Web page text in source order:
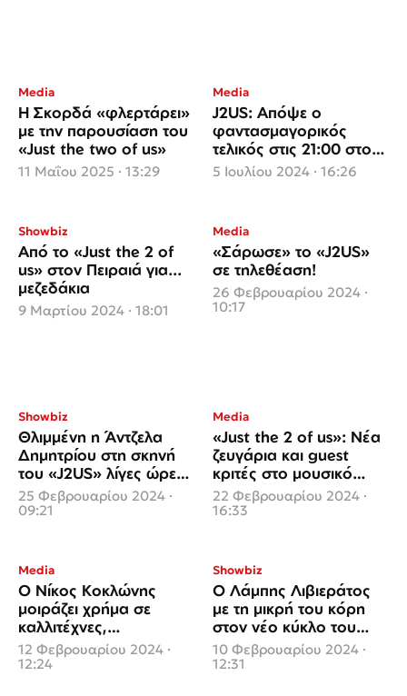
Media
H Σκορδά «φλερτάρει»
με την παρουσίαση του
«Just the two of us»
11 Μαΐου 2025 · 13:29
Media
J2US: Απόψε ο
φαντασμαγορικός
τελικός στις 21:00 στον
Alpha!
5 Ιουλίου 2024 · 16:26
Showbiz
Από το «Just the 2 οf
us» στον Πειραιά για...
μεζεδάκια
9 Μαρτίου 2024 · 18:01
Media
«Σάρωσε» το «J2US»
σε τηλεθέαση!
26 Φεβρουαρίου 2024 ·
10:17
Showbiz
Θλιμμένη η Άντζελα
Δημητρίου στη σκηνή
του «J2US» λίγες ώρες
μετά την κηδεία της
μητέρας της
25 Φεβρουαρίου 2024 ·
09:21
Media
«Just the 2 of us»: Νέα
ζευγάρια και guest
κριτές στο μουσικό
σόου
22 Φεβρουαρίου 2024 ·
16:33
Media
Ο Νίκος Κοκλώνης
μοιράζει χρήμα σε
καλλιτέχνες,
παρουσιαστές και
παίκτες reality για το
12 Φεβρουαρίου 2024 ·
12:24
Showbiz
Ο Λάμπης Λιβιεράτος
με τη μικρή του κόρη
στον νέο κύκλο του
σόου «Just the 2 of us»
10 Φεβρουαρίου 2024 ·
12:31